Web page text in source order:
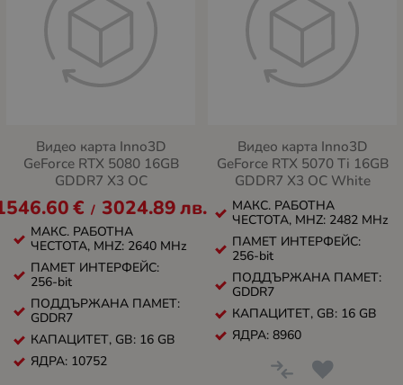
Видео карта Inno3D
GeForce RTX 5080 16GB
GDDR7 X3 OC
€ / 3024.89лв.
МАКС. РАБОТНА
ЧЕСТОТА, MHZ: 2640 MHz
ПАМЕТ ИНТЕРФЕЙС:
256-bit
ПОДДЪРЖАНА ПАМЕТ:
GDDR7
КАПАЦИТЕТ, GB: 16 GB
ЯДРА: 10752
Видео карта Inno3D
GeForce RTX 5070 Ti 16GB
GDDR7 X3 OC White
МАКС. РАБОТНА
ЧЕСТОТА, MHZ: 2482 MHz
ПАМЕТ ИНТЕРФЕЙС:
256-bit
ПОДДЪРЖАНА ПАМЕТ:
GDDR7
КАПАЦИТЕТ, GB: 16 GB
ЯДРА: 8960